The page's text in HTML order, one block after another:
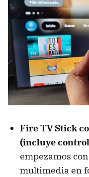
Fire TV Stick
(incluye
empezamos
multimedia en